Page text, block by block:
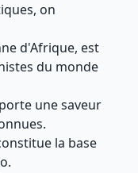
on
d'Afrique, est
du monde
une saveur
la base